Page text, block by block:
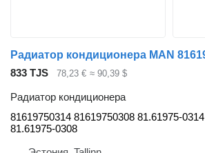
833 TJS 78,23 € ≈ 90,39 $
Радиатор кондиционера
81619750314 81619750308 81.61975-0314
81.61975-0308